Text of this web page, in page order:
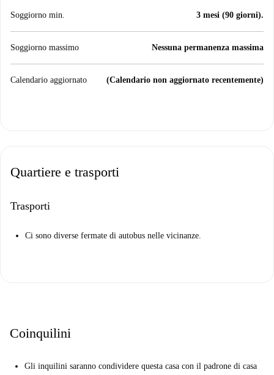
Soggiorno min. 3 mesi (90 giorni).
Soggiorno massimo Nessuna permanenza massima
Calendario aggiornato (Calendario non aggiornato recentemente)
Quartiere e trasporti
Trasporti
Ci sono diverse fermate di autobus nelle vicinanze.
Coinquilini
Gli inquilini saranno condividere questa casa con il padrone di casa